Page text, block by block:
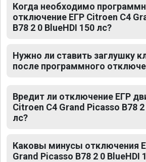
Когда необходимо
отключение ЕГР Citroen C4
B78 2 0 BlueHDI 150 лс?
Нужно ли ставить заглушку
после программного
Вредит ли отключение ЕГР
Citroen C4 Grand Picasso B78
лс?
Каковы минусы отключения
Grand Picasso B78 2 0 BlueHDI